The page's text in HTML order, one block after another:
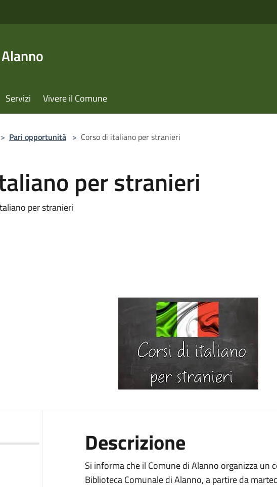
Servizi Vivere il Comune
> Pari opportunità > Corso di italiano per stranieri
per stranieri
per stranieri
Descrizione
Si informa che il Comune di Alanno organizza
Biblioteca Comunale di Alanno, a partire da